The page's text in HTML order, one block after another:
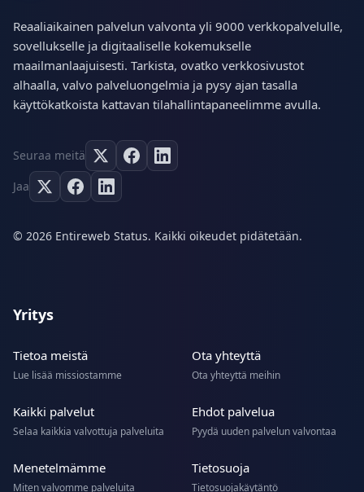
Reaaliaikainen palvelun valvonta yli 9000 verkkopalvelulle,
sovellukselle ja digitaaliselle kokemukselle
maailmanlaajuisesti. Tarkista, ovatko verkkosivustot
alhaalla, valvo palveluongelmia ja pysy ajan tasalla
käyttökatkoista kattavan tilahallintapaneelimme avulla.
Seuraa meitä
Jaa
© 2026 Entireweb Status. Kaikki oikeudet pidätetään.
Yritys
Tietoa meistä
Lue lisää missiostamme
Ota yhteyttä
Ota yhteyttä meihin
Kaikki palvelut
Selaa kaikkia valvottuja palveluita
Ehdot palvelua
Pyydä uuden palvelun valvontaa
Menetelmämme
Miten valvomme palveluita
Tietosuoja
Tietosuojakäytäntö